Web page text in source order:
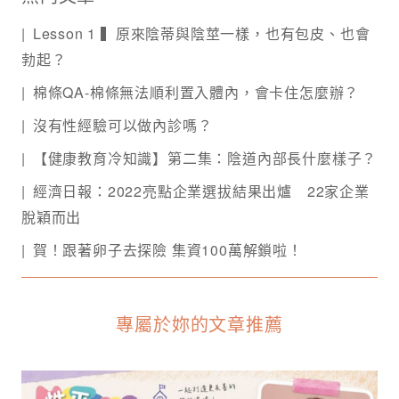
Lesson 1 ▍原來陰蒂與陰莖一樣，也有包皮、也會
勃起？
棉條QA-棉條無法順利置入體內，會卡住怎麼辦？
沒有性經驗可以做內診嗎？
【健康教育冷知識】第二集：陰道內部長什麼樣子？
經濟日報：2022亮點企業選拔結果出爐 22家企業
脫穎而出
賀！跟著卵子去探險 集資100萬解鎖啦！
專屬於妳的文章推薦